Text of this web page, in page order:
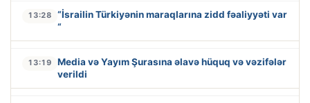
13:28
“İsrailin Türkiyənin maraqlarına zidd fəaliyyəti var
“
13:19
Media və Yayım Şurasına əlavə hüquq və vəzifələr
verildi